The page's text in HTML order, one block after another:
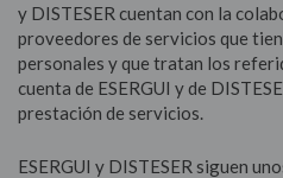
y DISTESER cuentan con la
proveedores de servicios que
personales y que tratan los
cuenta de ESERGUI y de
prestación de servicios.
ESERGUI y DISTESER siguen